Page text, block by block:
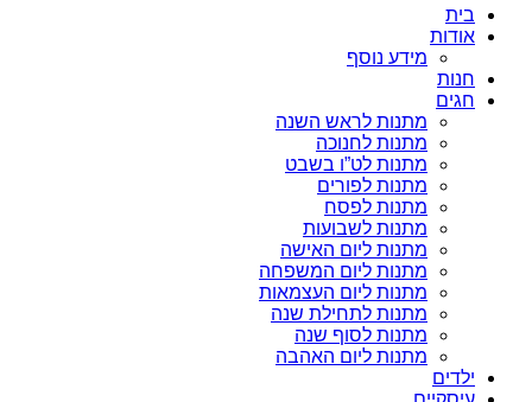
בית
אודות
מידע נוסף
חנות
חגים
מתנות לראש השנה
מתנות לחנוכה
מתנות לט”ו בשבט
מתנות לפורים
מתנות לפסח
מתנות לשבועות
מתנות ליום האישה
מתנות ליום המשפחה
מתנות ליום העצמאות
מתנות לתחילת שנה
מתנות לסוף שנה
מתנות ליום האהבה
ילדים